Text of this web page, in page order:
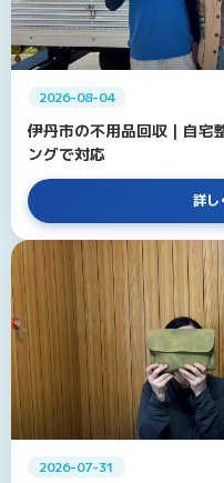
2026-08-04
伊丹市の不用品回収｜自宅
ングで対応
詳し
2026-07-31